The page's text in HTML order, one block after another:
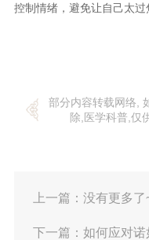
控制情绪，避免让自己太过
部分内容转载网络,
除,医学科普,仅
上一篇： 没有更多了
下一篇： 如何应对诺